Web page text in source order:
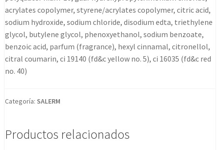
acrylates copolymer, styrene/acrylates copolymer, citric acid,
sodium hydroxide, sodium chloride, disodium edta, triethylene
glycol, butylene glycol, phenoxyethanol, sodium benzoate,
benzoic acid, parfum (fragrance), hexyl cinnamal, citronellol,
citral coumarin, ci 19140 (fd&c yellow no. 5), ci 16035 (fd&c red
no. 40)
Categoría: SALERM
Productos relacionados